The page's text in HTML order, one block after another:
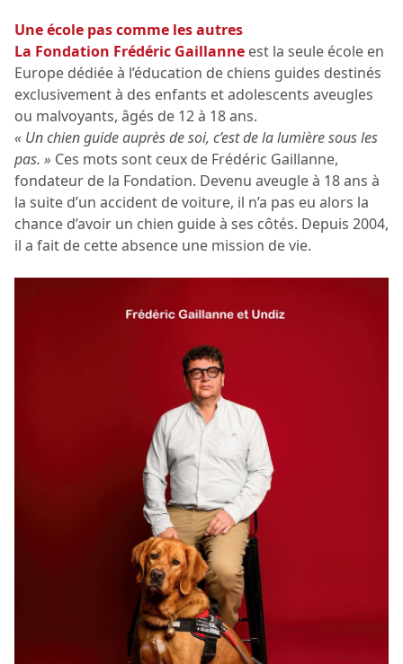
Une école pas comme les autres
La Fondation Frédéric Gaillanne est la seule école en
Europe dédiée à l’éducation de chiens guides destinés
exclusivement à des enfants et adolescents aveugles
ou malvoyants, âgés de 12 à 18 ans.
« Un chien guide auprès de soi, c’est de la lumière sous les
pas. » Ces mots sont ceux de Frédéric Gaillanne,
fondateur de la Fondation. Devenu aveugle à 18 ans à
la suite d’un accident de voiture, il n’a pas eu alors la
chance d’avoir un chien guide à ses côtés. Depuis 2004,
il a fait de cette absence une mission de vie.